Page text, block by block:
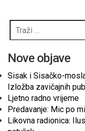
Nove objave
Sisak i Sisačko-
Izložba zavičajnih
Ljetno radno vrijeme
Predavanje: Mic po
Likovna radionica: